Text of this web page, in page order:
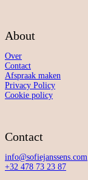
About
Over
Contact
Afspraak maken
Privacy Policy
Cookie policy
Contact
info@sofiejanssens.com
+32 478 73 23 87